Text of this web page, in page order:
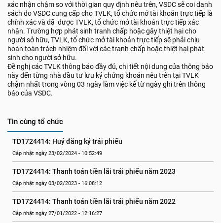
xác nhận chậm so với thời gian quy định nêu trên, VSDC sẽ coi danh
sách do VSDC cung cấp cho TVLK, tổ chức mở tài khoản trực tiếp là
chính xác và đã được TVLK, tổ chức mở tài khoản trực tiếp xác
nhận. Trường hợp phát sinh tranh chấp hoặc gây thiệt hại cho
người sở hữu, TVLK, tổ chức mở tài khoản trực tiếp sẽ phải chịu
hoàn toàn trách nhiệm đối với các tranh chấp hoặc thiệt hại phát
sinh cho người sở hữu.
Đề nghị các TVLK thông báo đầy đủ, chi tiết nội dung của thông báo
này đến từng nhà đầu tư lưu ký chứng khoán nêu trên tại TVLK
chậm nhất trong vòng 03 ngày làm việc kể từ ngày ghi trên thông
báo của VSDC.
Tin cùng tổ chức
TD1724414: Huỷ đăng ký trái phiếu
Cập nhật ngày 23/02/2024 - 10:52:49
TD1724414: Thanh toán tiền lãi trái phiếu năm 2023
Cập nhật ngày 03/02/2023 - 16:08:12
TD1724414: Thanh toán tiền lãi trái phiếu năm 2022
Cập nhật ngày 27/01/2022 - 12:16:27